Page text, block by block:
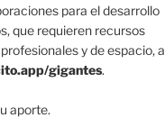
para el desarrollo
que requieren recursos
y de espacio, a
gigantes.
aporte.